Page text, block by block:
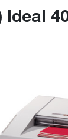
Ideal